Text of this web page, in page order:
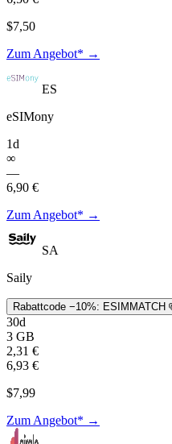
$7,50
Zum Angebot* →
ES
eSIMony
1d
∞
—
6,90 €
Zum Angebot* →
SA
Saily
Rabattcode −10%: ESIMMATCH
30d
3 GB
2,31 €
6,93 €
$7,99
Zum Angebot* →